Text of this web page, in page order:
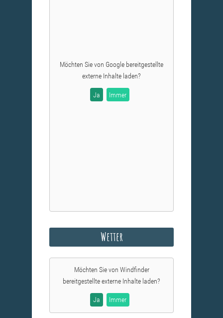
Möchten Sie von Google bereitgestellte
externe Inhalte laden?
Ja Immer
Wetter
Möchten Sie von Windfinder
bereitgestellte externe Inhalte laden?
Ja Immer